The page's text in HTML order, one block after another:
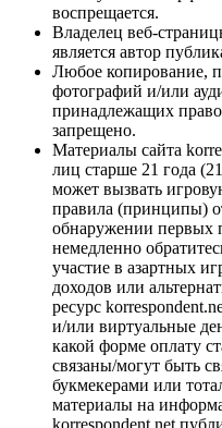
воспрещается.
Владелец веб-
является автор
Любое копирование,
фотографий и/или
принадлежащих
запрещено.
Материалы сайта
лиц старше 21 года
может вызвать
правила (принципы)
обнаружении первых
немедленно
участие в азартных
доходов или
ресурс
и/или виртуальные
какой форме оплату
связаны/могут быть
букмекерами или
материалы на
korrespondent.net